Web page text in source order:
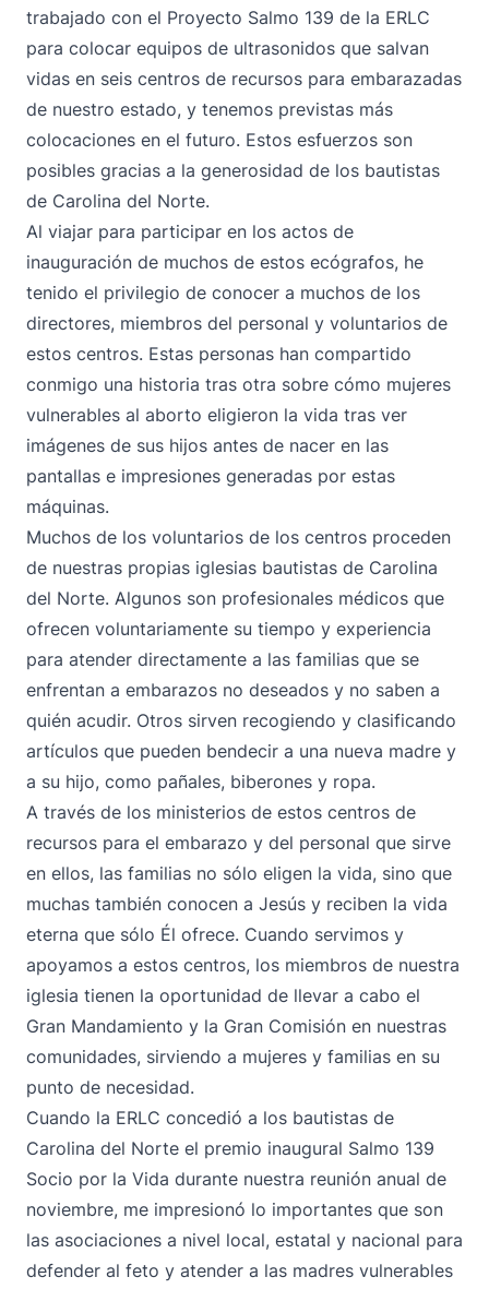
trabajado con el Proyecto Salmo 139 de la ERLC
para colocar equipos de ultrasonidos que salvan
vidas en seis centros de recursos para embarazadas
de nuestro estado, y tenemos previstas más
colocaciones en el futuro. Estos esfuerzos son
posibles gracias a la generosidad de los bautistas
de Carolina del Norte.
Al viajar para participar en los actos de
inauguración de muchos de estos ecógrafos, he
tenido el privilegio de conocer a muchos de los
directores, miembros del personal y voluntarios de
estos centros. Estas personas han compartido
conmigo una historia tras otra sobre cómo mujeres
vulnerables al aborto eligieron la vida tras ver
imágenes de sus hijos antes de nacer en las
pantallas e impresiones generadas por estas
máquinas.
Muchos de los voluntarios de los centros proceden
de nuestras propias iglesias bautistas de Carolina
del Norte. Algunos son profesionales médicos que
ofrecen voluntariamente su tiempo y experiencia
para atender directamente a las familias que se
enfrentan a embarazos no deseados y no saben a
quién acudir. Otros sirven recogiendo y clasificando
artículos que pueden bendecir a una nueva madre y
a su hijo, como pañales, biberones y ropa.
A través de los ministerios de estos centros de
recursos para el embarazo y del personal que sirve
en ellos, las familias no sólo eligen la vida, sino que
muchas también conocen a Jesús y reciben la vida
eterna que sólo Él ofrece. Cuando servimos y
apoyamos a estos centros, los miembros de nuestra
iglesia tienen la oportunidad de llevar a cabo el
Gran Mandamiento y la Gran Comisión en nuestras
comunidades, sirviendo a mujeres y familias en su
punto de necesidad.
Cuando la ERLC concedió a los bautistas de
Carolina del Norte el premio inaugural Salmo 139
Socio por la Vida durante nuestra reunión anual de
noviembre, me impresionó lo importantes que son
las asociaciones a nivel local, estatal y nacional para
defender al feto y atender a las madres vulnerables